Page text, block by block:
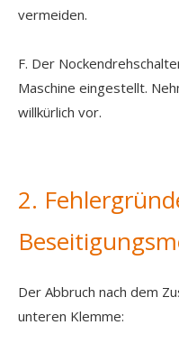
vermeiden.
F. Der
Maschine eingestellt.
willkürlich vor.
2.
Der Abbruch nach dem
unteren Klemme: